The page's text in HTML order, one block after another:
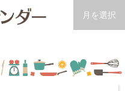
月を選択